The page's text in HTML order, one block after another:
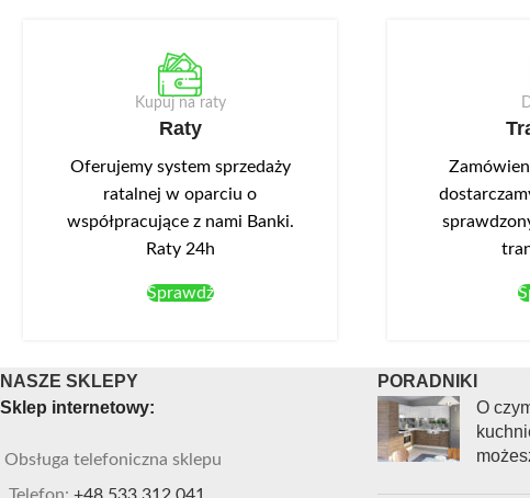
Kupuj na raty
Raty
Oferujemy system sprzedaży
ratalnej w oparciu o
współpracujące z nami Banki.
Raty 24h
Sprawdź
NASZE SKLEPY
Sklep internetowy:
Obsługa telefoniczna sklepu
PORADNIKI
O